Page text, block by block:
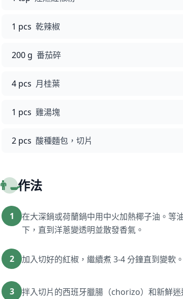
1 pcs 乾辣椒
200 g 番茄碎
4 pcs 月桂葉
1 pcs 雞湯塊
2 pcs 酸種麵包，切片
👨‍🍳作法
1
在大深鍋或荷蘭鍋中用中火加熱椰子油。等
下，直到洋蔥變透明並散發香氣。
2 加入切好的紅椒，繼續煮 3-4 分鐘直到變軟
3
拌入切片的西班牙臘腸（chorizo）和新鮮